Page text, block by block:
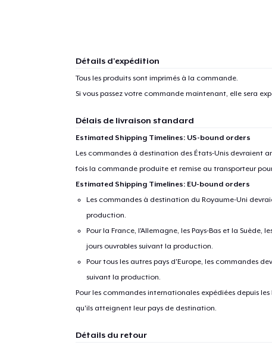
Détails d'expédition
Tous les produits sont imprimés à la commande.
Si vous passez votre commande maintenant, elle sera
Délais de livraison standard
Estimated Shipping Timelines: US-bound orders
Les commandes à destination des États-Unis devraient
fois la commande produite et remise au transporteur
Estimated Shipping Timelines: EU-bound orders
Les commandes à destination du Royaume-Uni
production.
Pour la France, l'Allemagne, les Pays-Bas et la Suède,
jours ouvrables suivant la production.
Pour tous les autres pays d'Europe, les commandes
suivant la production.
Pour les commandes internationales expédiées depuis
qu'ils atteignent leur pays de destination.
Détails du retour